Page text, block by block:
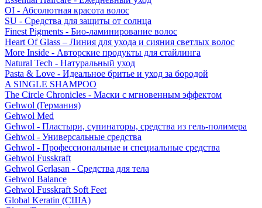
OI - Абсолютная красота волос
SU - Средства для защиты от солнца
Finest Pigments - Био-ламинирование волос
Heart Of Glass – Линия для ухода и сияния светлых волос
More Inside - Авторские продукты для стайлинга
Natural Tech - Натуральный уход
Pasta & Love - Идеальное бритье и уход за бородой
A SINGLE SHAMPOO
The Circle Chronicles - Маски с мгновенным эффектом
Gehwol (Германия)
Gehwol Med
Gehwol - Пластыри, супинаторы, средства из гель-полимера
Gehwol - Универсальные средства
Gehwol - Профессиональные и специальные средства
Gehwol Fusskraft
Gehwol Gerlasan - Средства для тела
Gehwol Balance
Gehwol Fusskraft Soft Feet
Global Keratin (США)